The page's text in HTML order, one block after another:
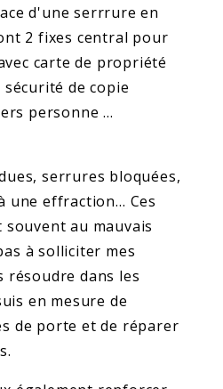
d'une serrrure en
2 fixes central pour
carte de propriété
de copie
personne ...
serrures bloquées,
une effraction… Ces
au mauvais
à solliciter mes
dans les
en mesure de
de porte et de réparer